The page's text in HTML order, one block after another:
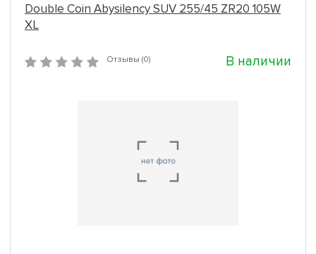
Double Coin Abysilency SUV 255/45 ZR20 105W
XL
Отзывы (0) В наличии